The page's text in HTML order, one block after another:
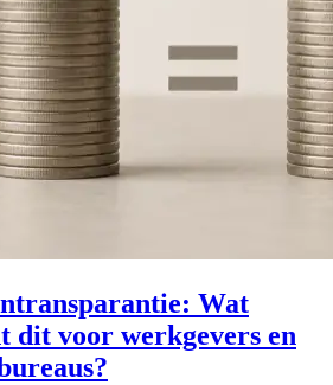
Wat
dit voor werkgevers en